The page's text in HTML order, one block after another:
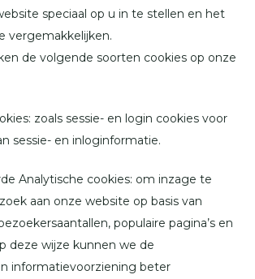
speciaal op u in te stellen en het
vergemakkelijken.
de volgende soorten cookies op onze
zoals sessie- en login cookies voor
sessie- en inloginformatie.
Analytische cookies: om inzage te
aan onze website op basis van
populaire pagina’s en
deze wijze kunnen we de
informatievoorziening beter